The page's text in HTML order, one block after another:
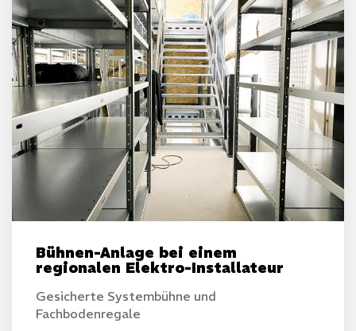
Chemisch-technische Produkte & technischer
Handel
Betriebseinrichtung & Arbeitsschutz
Elektro & Sanitär
Leistungen
FachgeschäftOnline-ShopBetriebseinrichtung
Kundendienst
Projekte
Kontakt
Bühnen-Anlage bei einem
regionalen Elektro-Installateur
Gesicherte Systembühne und
Fachbodenregale